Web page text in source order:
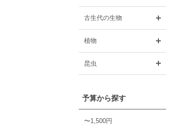
古生代の生物
植物
昆虫
予算から探す
〜1,500円